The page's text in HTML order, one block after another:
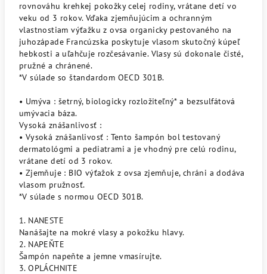
rovnováhu krehkej pokožky celej rodiny, vrátane detí vo
veku od 3 rokov. Vďaka zjemňujúcim a ochranným
vlastnostiam výťažku z ovsa organicky pestovaného na
juhozápade Francúzska poskytuje vlasom skutočný kúpeľ
hebkosti a uľahčuje rozčesávanie. Vlasy sú dokonale čisté,
pružné a chránené.
*V súlade so štandardom OECD 301B.
• Umýva : šetrný, biologicky rozložiteľný* a bezsulfátová
umývacia báza.
Vysoká znášanlivosť :
• Vysoká znášanlivosť : Tento šampón bol testovaný
dermatológmi a pediatrami a je vhodný pre celú rodinu,
vrátane detí od 3 rokov.
• Zjemňuje : BIO výťažok z ovsa zjemňuje, chráni a dodáva
vlasom pružnosť.
*V súlade s normou OECD 301B.
1. NANESTE
Nanášajte na mokré vlasy a pokožku hlavy.
2. NAPEŇTE
Šampón napeňte a jemne vmasírujte.
3. OPLÁCHNITE